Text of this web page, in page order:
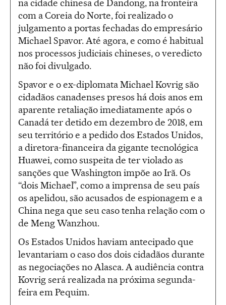
na cidade chinesa de Dandong, na fronteira
com a Coreia do Norte, foi realizado o
julgamento a portas fechadas do empresário
Michael Spavor. Até agora, e como é habitual
nos processos judiciais chineses, o veredicto
não foi divulgado.
Spavor e o ex-diplomata Michael Kovrig são
cidadãos canadenses presos há dois anos em
aparente retaliação imediatamente após o
Canadá ter detido em dezembro de 2018, em
seu território e a pedido dos Estados Unidos,
a diretora-financeira da gigante tecnológica
Huawei, como suspeita de ter violado as
sanções que Washington impõe ao Irã. Os
“dois Michael”, como a imprensa de seu país
os apelidou, são acusados de espionagem e a
China nega que seu caso tenha relação com o
de Meng Wanzhou.
Os Estados Unidos haviam antecipado que
levantariam o caso dos dois cidadãos durante
as negociações no Alasca. A audiência contra
Kovrig será realizada na próxima segunda-
feira em Pequim.